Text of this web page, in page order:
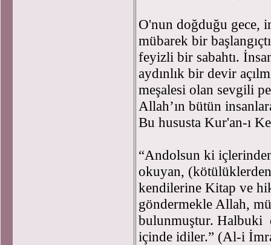
O'nun doğduğu gece,
mübarek bir
feyizli bir sabahtı.
aydınlık bir devir
meşalesi olan sevgili
Allah’ın bütün
Bu hususta Kur'an-ı
“Andolsun ki
okuyan,
kendilerine Kitap ve
göndermekle Allah,
bulunmuştur. Halbuki
içinde idiler.” (Al-i